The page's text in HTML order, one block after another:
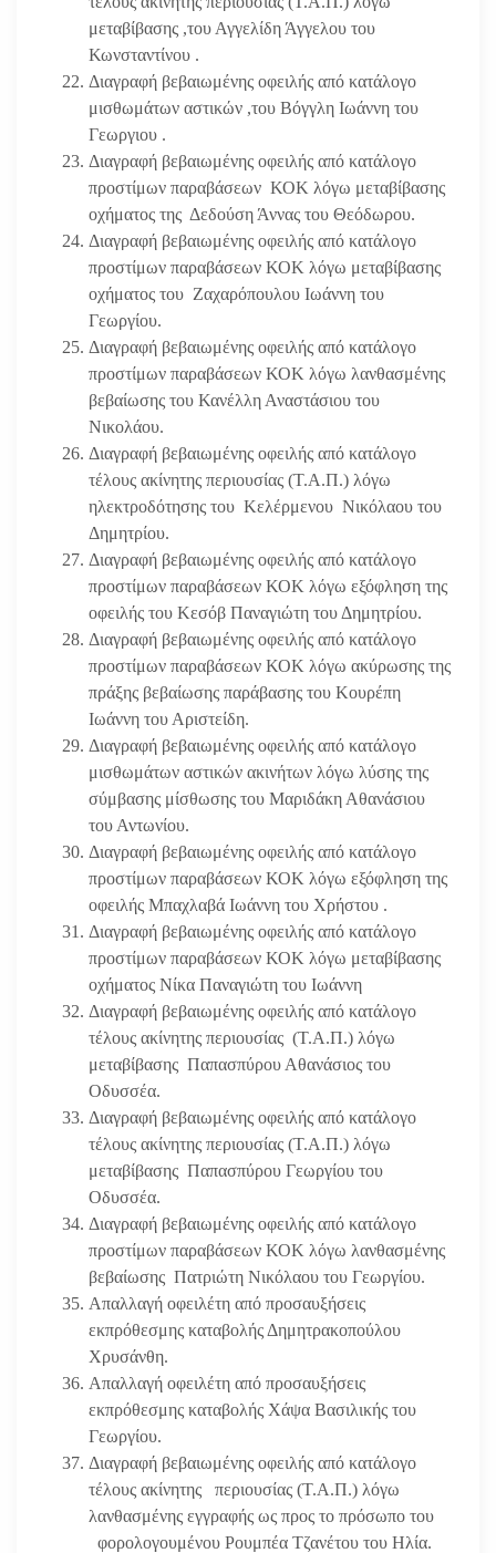
μεταβίβασης ,του Αγγελίδη Άγγελου του
Κωνσταντίνου .
Διαγραφή βεβαιωμένης οφειλής από κατάλογο
μισθωμάτων αστικών ,του Βόγγλη Ιωάννη του
Γεωργιου .
Διαγραφή βεβαιωμένης οφειλής από κατάλογο
προστίμων παραβάσεων ΚΟΚ λόγω μεταβίβασης
οχήματος της Δεδούση Άννας του Θεόδωρου.
Διαγραφή βεβαιωμένης οφειλής από κατάλογο
προστίμων παραβάσεων ΚΟΚ λόγω μεταβίβασης
οχήματος του Ζαχαρόπουλου Ιωάννη του
Γεωργίου.
Διαγραφή βεβαιωμένης οφειλής από κατάλογο
προστίμων παραβάσεων ΚΟΚ λόγω λανθασμένης
βεβαίωσης του Κανέλλη Αναστάσιου του
Νικολάου.
Διαγραφή βεβαιωμένης οφειλής από κατάλογο
τέλους ακίνητης περιουσίας (Τ.Α.Π.) λόγω
ηλεκτροδότησης του Κελέρμενου Νικόλαου του
Δημητρίου.
Διαγραφή βεβαιωμένης οφειλής από κατάλογο
προστίμων παραβάσεων ΚΟΚ λόγω εξόφληση της
οφειλής του Κεσόβ Παναγιώτη του Δημητρίου.
Διαγραφή βεβαιωμένης οφειλής από κατάλογο
προστίμων παραβάσεων ΚΟΚ λόγω ακύρωσης της
πράξης βεβαίωσης παράβασης του Κουρέπη
Ιωάννη του Αριστείδη.
Διαγραφή βεβαιωμένης οφειλής από κατάλογο
μισθωμάτων αστικών ακινήτων λόγω λύσης της
σύμβασης μίσθωσης του Μαριδάκη Αθανάσιου
του Αντωνίου.
Διαγραφή βεβαιωμένης οφειλής από κατάλογο
προστίμων παραβάσεων ΚΟΚ λόγω εξόφληση της
οφειλής Μπαχλαβά Ιωάννη του Χρήστου .
Διαγραφή βεβαιωμένης οφειλής από κατάλογο
προστίμων παραβάσεων ΚΟΚ λόγω μεταβίβασης
οχήματος Νίκα Παναγιώτη του Ιωάννη
Διαγραφή βεβαιωμένης οφειλής από κατάλογο
τέλους ακίνητης περιουσίας (Τ.Α.Π.) λόγω
μεταβίβασης Παπασπύρου Αθανάσιος του
Οδυσσέα.
Διαγραφή βεβαιωμένης οφειλής από κατάλογο
τέλους ακίνητης περιουσίας (Τ.Α.Π.) λόγω
μεταβίβασης Παπασπύρου Γεωργίου του
Οδυσσέα.
Διαγραφή βεβαιωμένης οφειλής από κατάλογο
προστίμων παραβάσεων ΚΟΚ λόγω λανθασμένης
βεβαίωσης Πατριώτη Νικόλαου του Γεωργίου.
Απαλλαγή οφειλέτη από προσαυξήσεις
εκπρόθεσμης καταβολής Δημητρακοπούλου
Χρυσάνθη.
Απαλλαγή οφειλέτη από προσαυξήσεις
εκπρόθεσμης καταβολής Χάψα Βασιλικής του
Γεωργίου.
Διαγραφή βεβαιωμένης οφειλής από κατάλογο
τέλους ακίνητης περιουσίας (Τ.Α.Π.) λόγω
λανθασμένης εγγραφής ως προς το πρόσωπο του
φορολογουμένου Ρουμπέα Τζανέτου του Ηλία.